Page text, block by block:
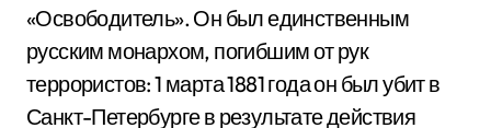
«Освободитель». Он был единственным
русским монархом, погибшим от рук
террористов: 1 марта 1881 года он был убит в
Санкт-Петербурге в результате действия